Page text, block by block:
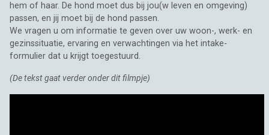
hem of haar. De hond moet dus bij jou(w leven en omgeving)
passen, en jij moet bij de hond passen.
We vragen u om informatie te geven over uw woon-, werk- en
gezinssituatie, ervaring en verwachtingen via het intake-
formulier dat u krijgt toegestuurd.
(De tekst gaat verder onder dit filmpje)